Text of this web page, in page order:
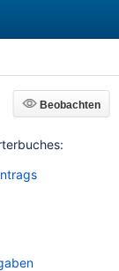
Beobachten
Beobachten